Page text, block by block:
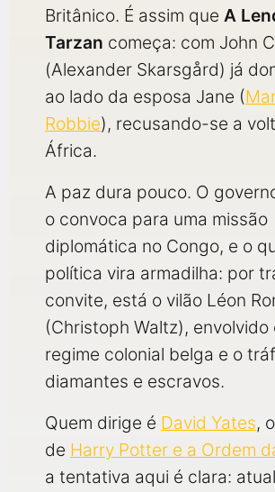
Britânico. É assim que A
Tarzan começa: com John
(Alexander Skarsgård) já
ao lado da esposa Jane (
Robbie), recusando-se a
África.
A paz dura pouco. O
o convoca para uma missão
diplomática no Congo, e o
política vira armadilha: por
convite, está o vilão Léon
(Christoph Waltz), envolvido
regime colonial belga e o
diamantes e escravos.
Quem dirige é David Yates,
de Harry Potter e a Ordem
a tentativa aqui é clara: